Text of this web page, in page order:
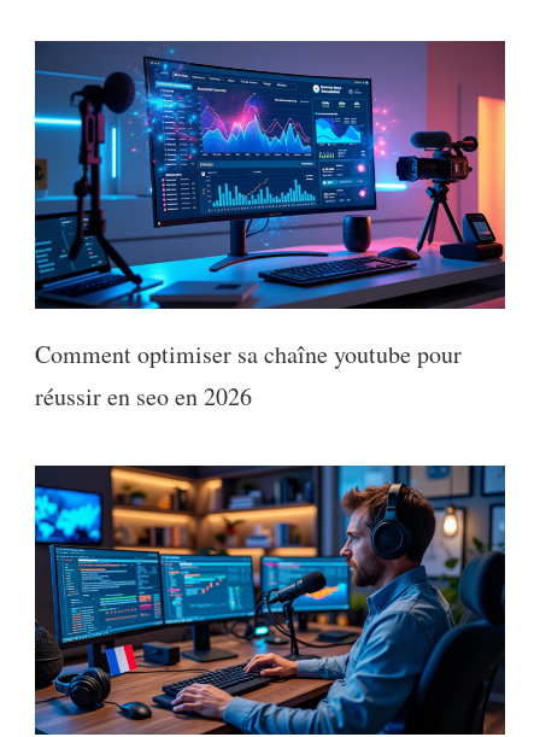
Comment optimiser sa chaîne youtube pour
réussir en seo en 2026